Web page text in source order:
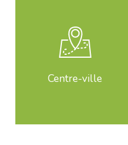
Centre-ville